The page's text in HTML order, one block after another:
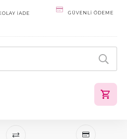
IADE GÜVENLI ÖDEME